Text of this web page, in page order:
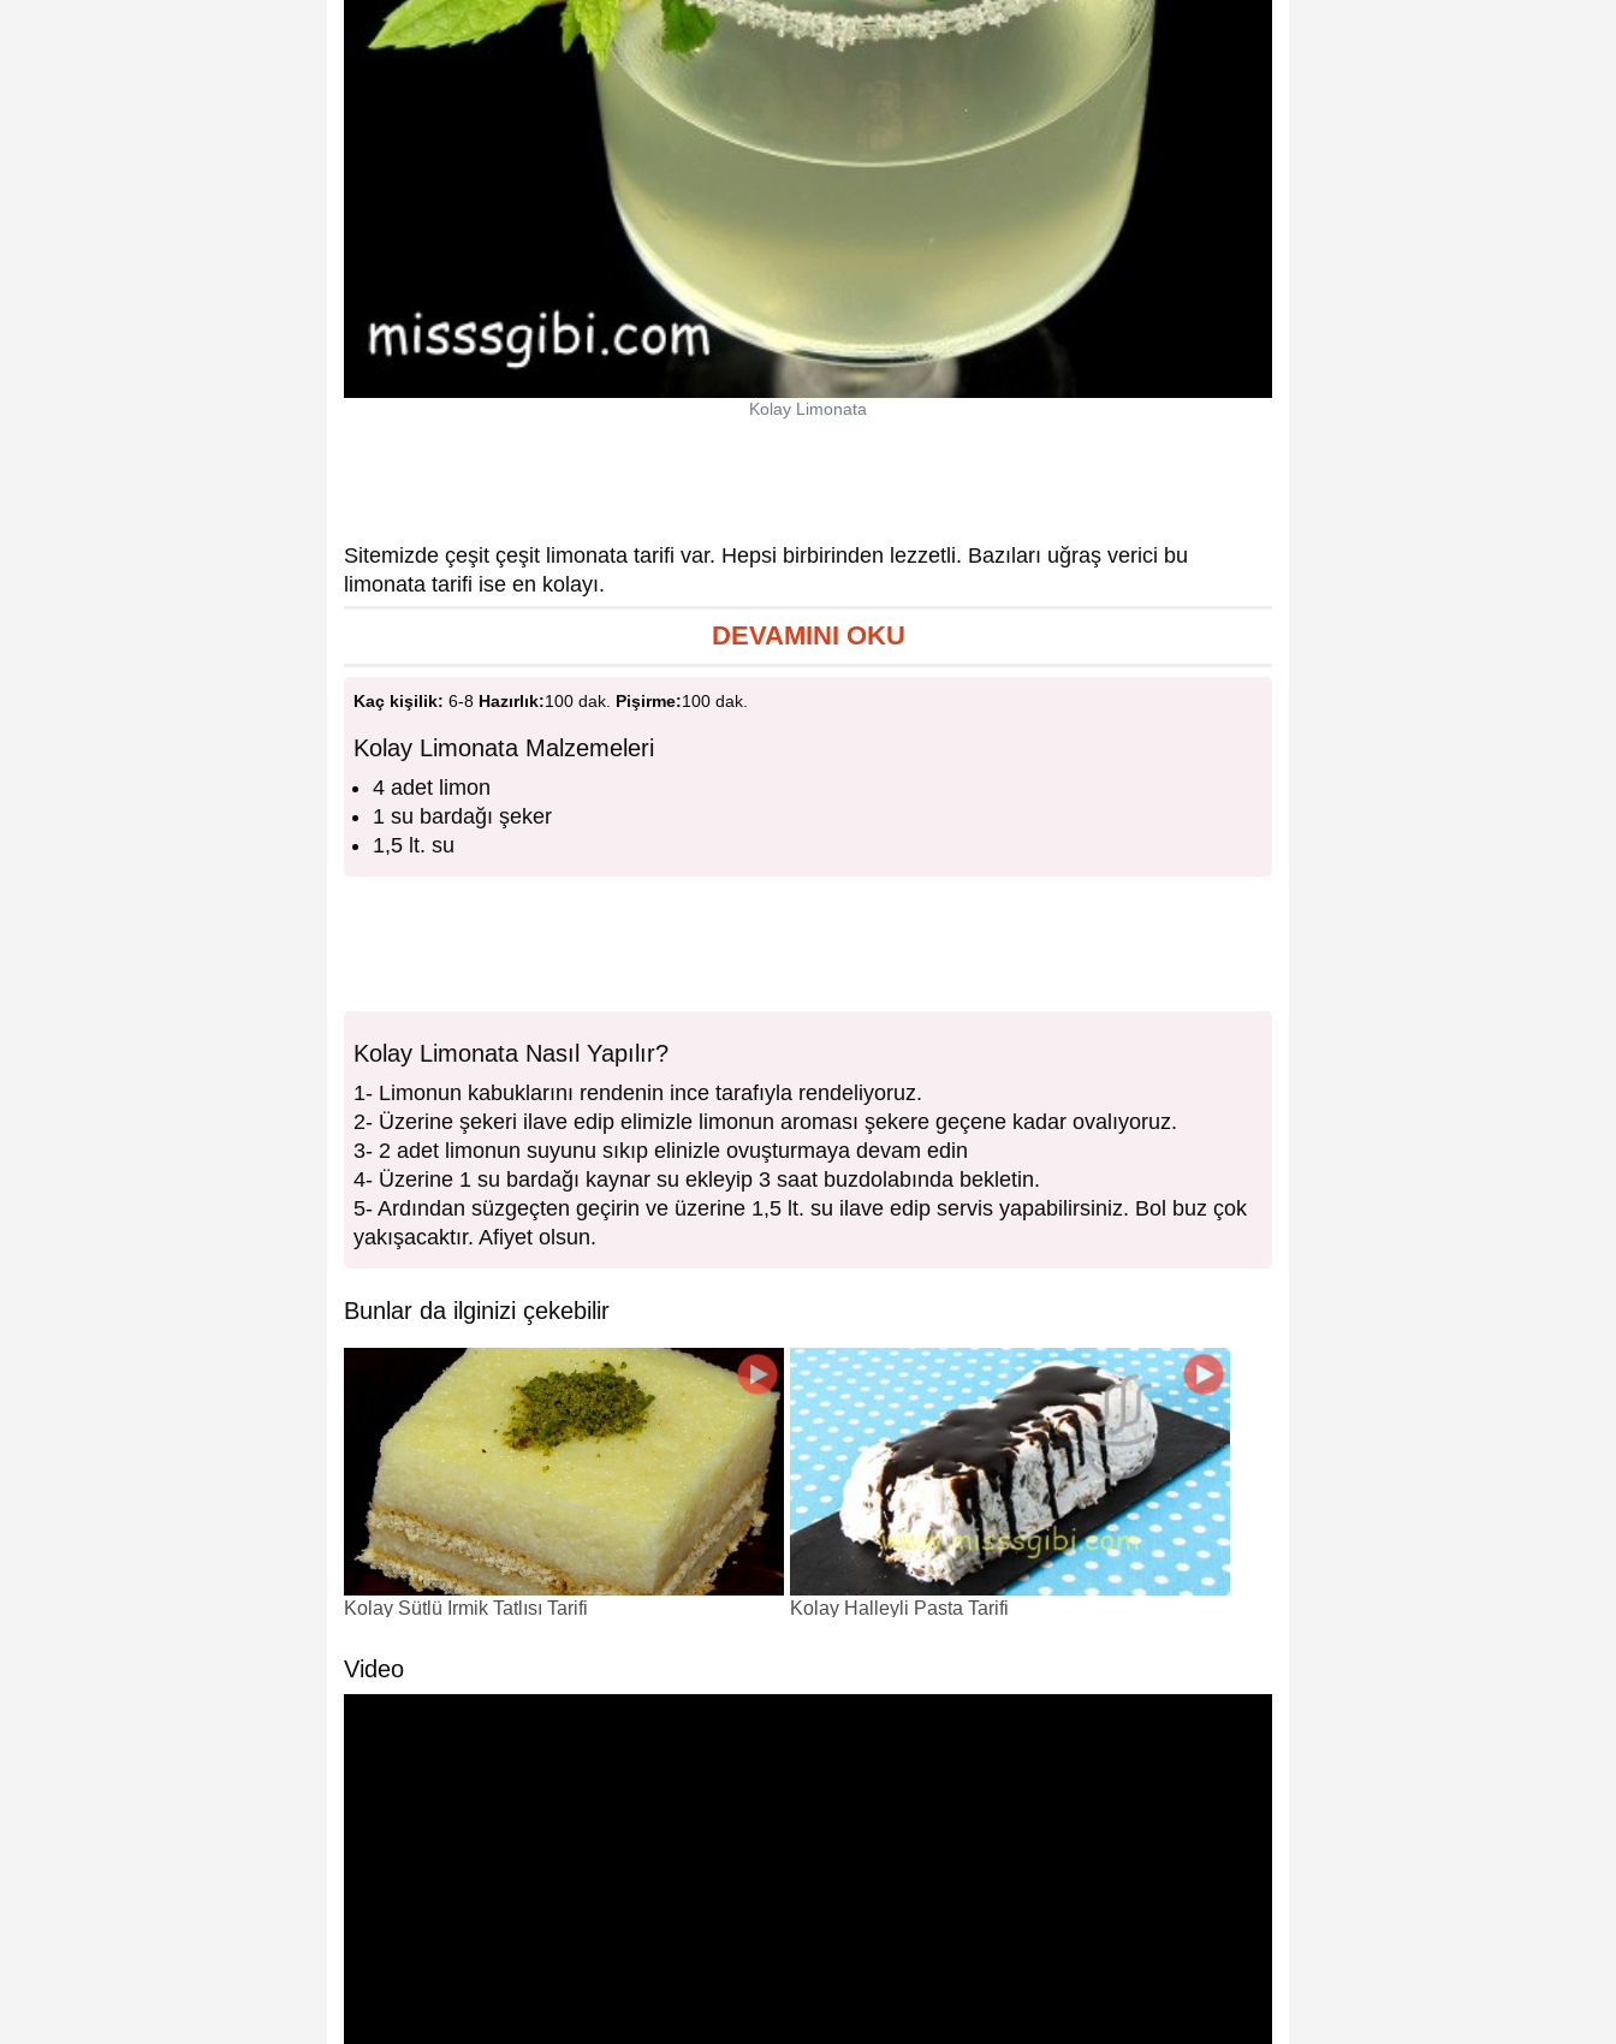
Kolay Limonata
Sitemizde çeşit çeşit limonata tarifi var. Hepsi birbirinden lezzetli. Bazıları uğraş verici bu
limonata tarifi ise en kolayı.
DEVAMINI OKU
Kaç kişilik: 6-8 Hazırlık:100 dak. Pişirme:100 dak.
Kolay Limonata Malzemeleri
4 adet limon
1 su bardağı şeker
1,5 lt. su
Kolay Limonata Nasıl Yapılır?
1- Limonun kabuklarını rendenin ince tarafıyla rendeliyoruz.
2- Üzerine şekeri ilave edip elimizle limonun aroması şekere geçene kadar ovalıyoruz.
3- 2 adet limonun suyunu sıkıp elinizle ovuşturmaya devam edin
4- Üzerine 1 su bardağı kaynar su ekleyip 3 saat buzdolabında bekletin.
5- Ardından süzgeçten geçirin ve üzerine 1,5 lt. su ilave edip servis yapabilirsiniz. Bol buz çok
yakışacaktır. Afiyet olsun.
Bunlar da ilginizi çekebilir
Kolay Sütlü İrmik Tatlısı Tarifi Kolay Halleyli Pasta Tarifi
Video